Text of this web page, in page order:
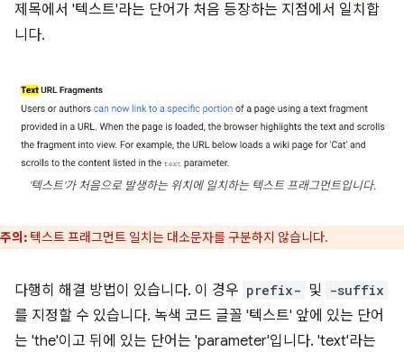
제목에서 '텍스트'라는 단어가 처음 등장하는 지점에서 일치합
니다.
'텍스트'가 처음으로 발생하는 위치에 일치하는 텍스트 프래그먼트입니다.
주의: 텍스트 프래그먼트 일치는 대소문자를 구분하지 않습니다.
다행히 해결 방법이 있습니다. 이 경우 prefix​- 및 -suffix
를 지정할 수 있습니다. 녹색 코드 글꼴 '텍스트' 앞에 있는 단어
는 'the'이고 뒤에 있는 단어는 'parameter'입니다. 'text'라는